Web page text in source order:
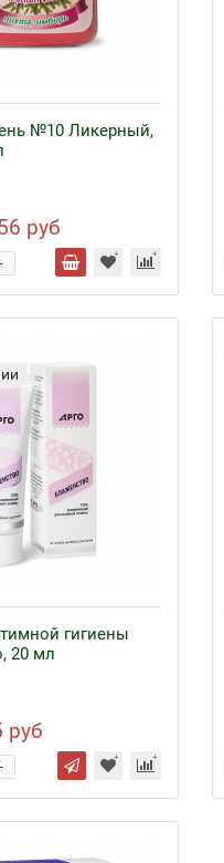
№10 Ликерный,
руб
гигиены
20 мл
руб